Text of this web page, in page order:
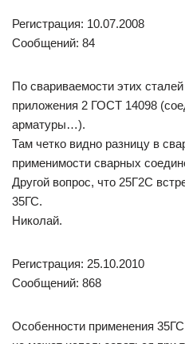
Регистрация: 10.07.2008
Сообщений: 84
По свариваемости этих
приложения 2 ГОСТ 14098
арматуры…).
Там четко видно разницу в
применимости сварных
Другой вопрос, что 25Г2С
35ГС.
Николай.
Регистрация: 25.10.2010
Сообщений: 868
Особенности применения